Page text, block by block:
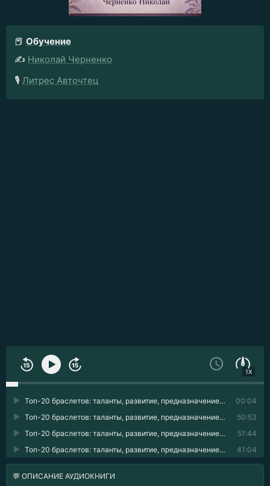
📕 Обучение
✍️ Николай Черненко
🎙️ Литрес Авточтец
1X
00:04
Топ-20 браслетов: таланты, развитие, предназначение 01
50:53
Топ-20 браслетов: таланты, развитие, предназначение 02
51:44
Топ-20 браслетов: таланты, развитие, предназначение 03
41:04
Топ-20 браслетов: таланты, развитие, предназначение 04
💬 ОПИСАНИЕ АУДИОКНИГИ